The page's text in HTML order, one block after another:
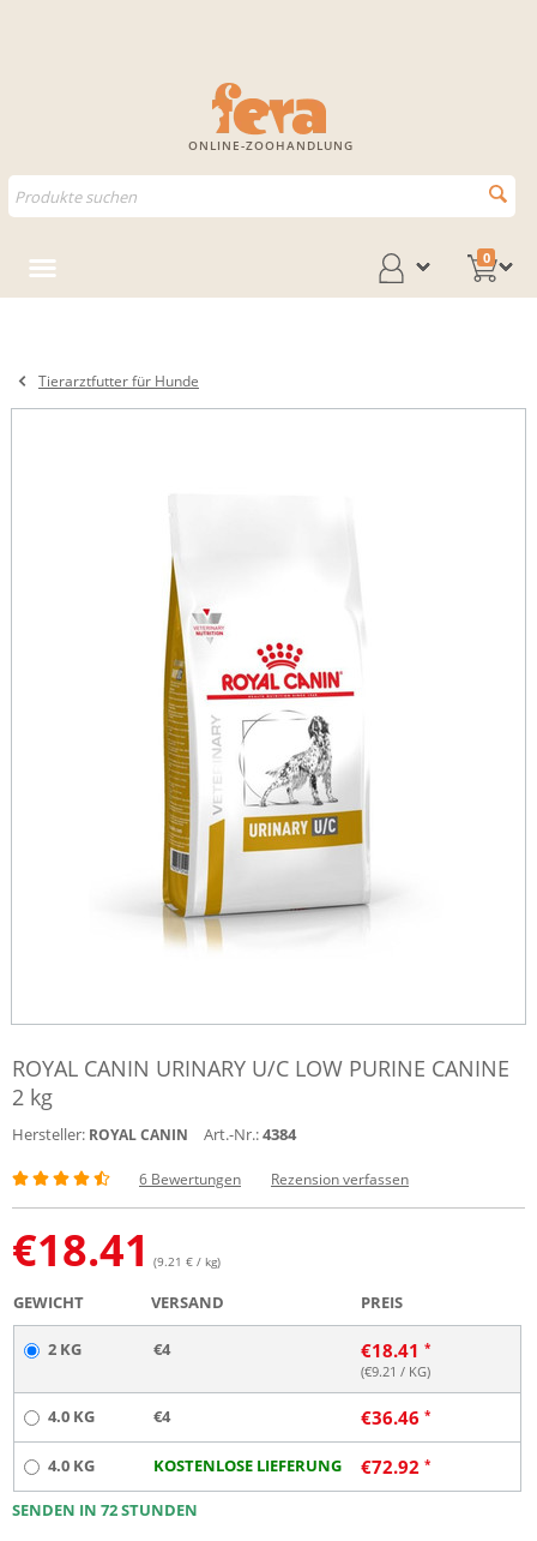
ONLINE-ZOOHANDLUNG
0
Tierarztfutter für Hunde
ROYAL CANIN URINARY U/C LOW PURINE CANINE
2 kg
Hersteller: ROYAL CANIN Art.-Nr.:4384
6 Bewertungen Rezension verfassen
€18.41 (9.21 € / kg)
GEWICHT VERSAND PREIS
2 KG €4 €18.41
(€9.21 / KG)
4.0 KG €4 €36.46
4.0 KG KOSTENLOSE LIEFERUNG €72.92
SENDEN IN 72 STUNDEN